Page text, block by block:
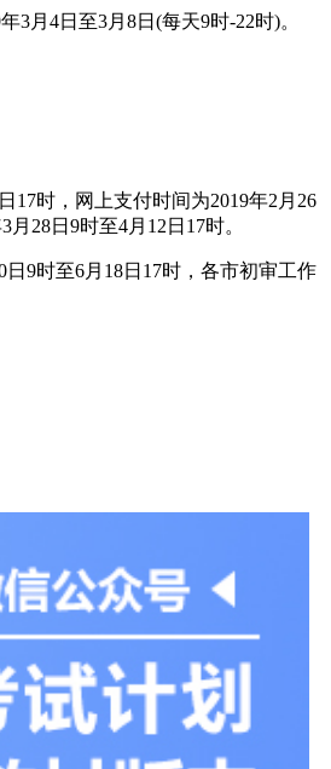
月4日至3月8日(每天9时-22时)。
时，网上支付时间为2019年2月26
28日9时至4月12日17时。
9时至6月18日17时，各市初审工作